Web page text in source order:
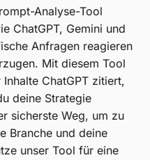
Analyse-Tool
ChatGPT, Gemini und
Anfragen reagieren
Mit diesem Tool
ChatGPT zitiert,
deine Strategie
sicherste Weg, um zu
Branche und deine
unser Tool für eine